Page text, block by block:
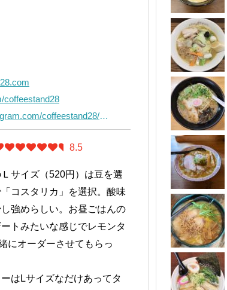
coffeestand28
https://www.instagram.com/coffeestand28/?hl=ja
8.5
サイズ（520円）は豆を選
コスタリカ」を選択。酸味
強めらしい。お昼ごはんの
トみたいな感じでレモンタ
にオーダーさせてもらっ
はLサイズなだけあってタ